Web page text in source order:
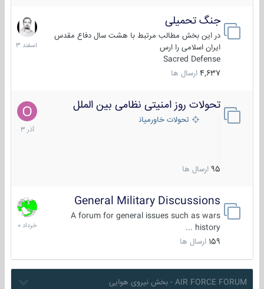
جنگ تحمیلی
در این بخش مطالب مرتبط با هشت سال دفاع مقدس
ایران اسلامی را ارس
Sacred Defense
4,637 ارسال ها
20
اسفند
1403
تحولات روز امنیتی نظامی بین الملل
تحولات خاورمیانه
95 ارسال ها
21
آذر
1403
General Military Discussions
A forum for general issues such as wars
history ...
159 ارسال ها
10
خرداد
1400
AIR FORCE FORUM - بخش نیروی هوایی